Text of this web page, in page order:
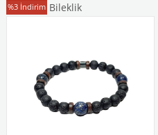
Doğaltaş Bileklik
%3 İndirim